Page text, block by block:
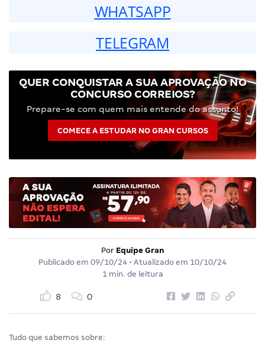
WHATSAPP
TELEGRAM
QUER CONQUISTAR A SUA APROVAÇÃO NO
CONCURSO CORREIOS?
Prepare-se com quem mais entende do assunto!
COMECE A ESTUDAR NO GRAN CURSOS
Por Equipe Gran
Publicado em 09/10/24 • Atualizado em 10/10/24
1 min. de leitura
8 0
Tudo que sabemos sobre: